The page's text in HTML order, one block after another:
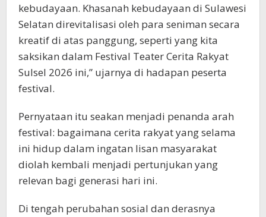
kebudayaan. Khasanah kebudayaan di Sulawesi
Selatan direvitalisasi oleh para seniman secara
kreatif di atas panggung, seperti yang kita
saksikan dalam Festival Teater Cerita Rakyat
Sulsel 2026 ini,” ujarnya di hadapan peserta
festival.
Pernyataan itu seakan menjadi penanda arah
festival: bagaimana cerita rakyat yang selama
ini hidup dalam ingatan lisan masyarakat
diolah kembali menjadi pertunjukan yang
relevan bagi generasi hari ini.
Di tengah perubahan sosial dan derasnya